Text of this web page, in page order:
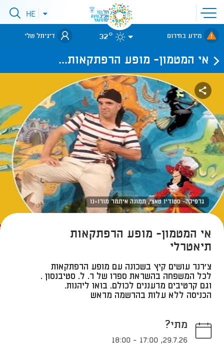
פתיחת
תפריט
אתר
לאתר עיריית
תל-אביב
פתיחתHE
מידע בחירום 32° דיגיתל שלי
אי המטמון- מופע הרפתקאות...
גרפיקה- סטודיו טאצ', תמונה איתמר מורו=נו
אי המטמון- מופע הרפתקאות
תיאטרלי
צ'רנר עושים קיץ בשכונה עם מופע הרפתקאות
לכל המשפחה בהשראת ספרו של ר. ל. סטיבנסון .
וגם קרטיבים מרעננים לכולם. בואו ליהנות.
הכניסה ללא עלות בהרשמה מראש
מתי?
29.7.26
,
17:00
-
18:00